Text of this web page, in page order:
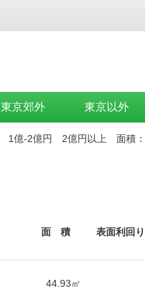
東京郊外 東京以外
1億-2億円 2億円以上 面積：
面 積 表面利回り
44.93㎡